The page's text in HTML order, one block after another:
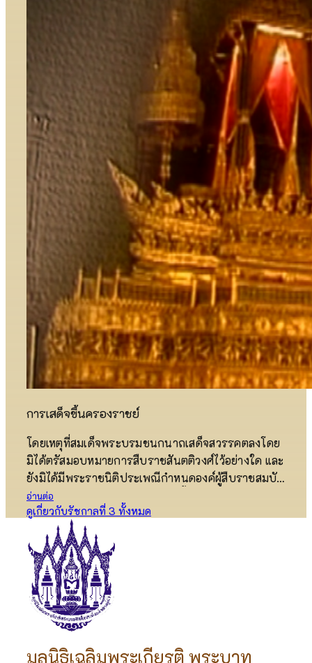
โอรสาราม ราชวรวิหาร ตรงกับวันพฤหัสบดีที่ ๑
สิงหาคม ๒๕๖๗ พระราชพิธีบรมราชาภิเษก เป็นพระ
ราชพิธีสำคัญที่สุดสำหรับทุกประเทศที่มีพระมหากษัตริย์
ทรงเป็นประมุข ถือเป็นเครื่องเชิดชูเฉลิมพระเกียรติยศ
องค์พระประมุขทรงเป็นพระราชาธิบดีของประเทศ โดย
สมบูรณ์ การพระราชพิธีบรมราชาภิเษกพระมหา
กษัตริย์ไทย ประจักษ์ว่า พระบาทสมเด็จพระพุทธยอด
ฟ้าจุฬาโลกมหาราช ทรงฟื้นฟูพระราชพิธีบรม
ราชาภิเษก ทรงปรึกษาสมเด็จพระสังฆราช พระราชา
คณะผู้ใหญ่ สร้างเครื่องเบญจราชกกุธภัณฑ์ โดยสอบ
ค้นคัมภีร์โบราณเพื่อกำหนดการพระราชพิธีอย่างเป็น
แบบแผน มีพราหมณ์พระราชครูรอบรู้ในพระเวทและ
พิธีการเป็นผู้ประกอบพิธีตามคติความเชื่อว่า พระมหา
กษัตริย์ทรงเป็นสมมุติเทพหรือทิพยเทวตาร อุบัติมาเพื่อ
ขจัดทุกข์เข็ญของอาณาประชาราษฎร์ใต้พระบรม
โพธิสมภาร ให้มีความสุข บำรุงอาณาจักรให้เจริญ
รุ่งเรืองพรั่งพร้อมด้วยความอุดมสมบูรณ์ สถานประกอบ
พระราชพิธี คือ พระที่นั่งหมู่พระมหา มณเฑียร ได้แก่
พระที่นั่งอัมรินทรวินิจฉัย พระที่นั่งจักรพรรดิพิมาน และ
พระที่นั่งไพศาลทักษิณ สืบมาถึงปัจจุบัน […]
การเสด็จขึ้นครองราชย์
โดยเหตุที่สมเด็จพระบรมชนกนาถเสด็จสวรรคตลงโดย
มิได้ตรัสมอบหมายการสืบราชสันตติวงศ์ไว้อย่างใด และ
ยังมิได้มีพระราชนิติประเพณีกำหนดองค์ผู้สืบราชสมบัติ
ที่แน่นอนไว้ ในกฎมณเฑียรบาลครั้งกรุงศรีอยุธยาและ
ได้ชำระนำมาใช้ในสมัยต้นกรุงรัตนโกสินทร์ ระบุไว้อย่า
งกว้างๆ เพียงว่า “ราชกุมารที่เกิดด้วยพระอัครมเหสี เป็น
สมเด็จหน่อพุทธเจ้า ในรัชกาลที่ 2 แม้จะทรงมีพระชายา
เป็นเจ้าฟ้าฯ แต่ก็มิได้ทรงแต่งตั้งเป็นทางการไว้ให้เป็น
พระอัครมเหสีหรือมเหสีตำแหน่งใด ดังนั้นการเลือกผู้
ดำรงราชสมบัติสืบพระราชสันตติวงศ์ จึงต้องเป็นไป
ตามความเห็นชอบของเสนาบดีและข้าราชการชั้นผู้ใหญ่
ซึ่งเป็นประธานในราชการแผ่นดินแต่ละสาขา ครั้งนั้น
จึงได้มีการอาราธนาพระสังฆราชา คณะพระบรม
อ่านต่อ
ดูเกี่ยวกับรัชกาลที่ 3 ทั้งหมด
มูลนิธิเฉลิมพระเกียรติ พระบาท